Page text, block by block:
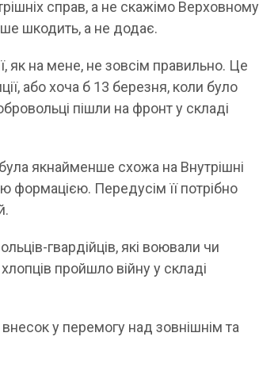
справ, а не скажімо Верховному
шкодить, а не додає.
як на мене, не зовсім правильно. Це
або хоча б 13 березня, коли було
пішли на фронт у складі
якнайменше схожа на Внутрішні
формацією. Передусім її потрібно
гвардійців, які воювали чи
пройшло війну у складі
у перемогу над зовнішнім та